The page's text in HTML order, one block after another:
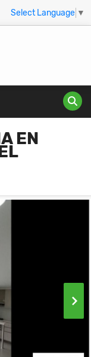
Select Language ▼
EN